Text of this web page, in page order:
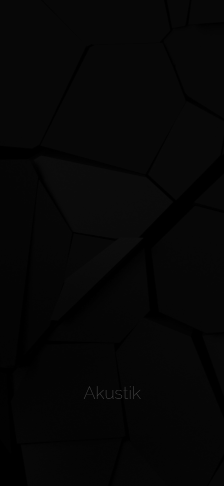
Akustik